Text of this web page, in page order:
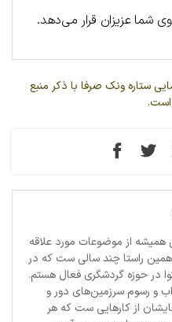
شما عزیزان قرار می‌دهد.
ستاره ونک صرفا با ذکر منبع
است.
همیشه از موضوعات مورد علاقه
راستا چند سالی ست که در
در حوزه گردشگری فعال هستم.
و رسوم سرزمین‌های دور و
از کارهایی ست که هر